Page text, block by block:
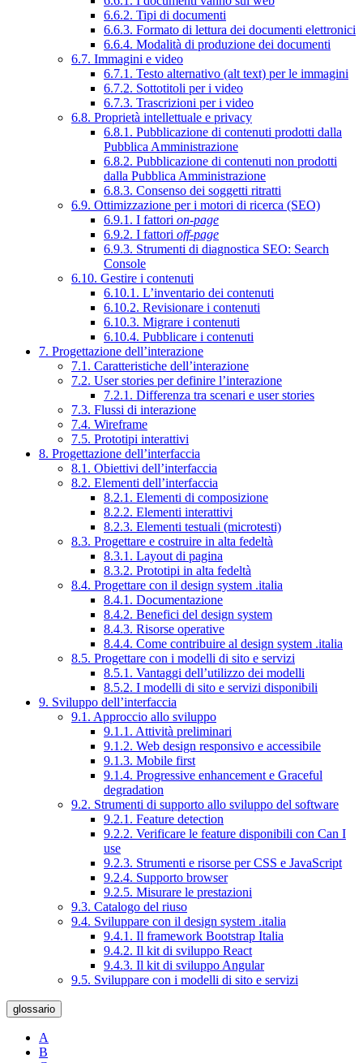
6.6.2. Tipi di documenti
6.6.3. Formato di lettura dei documenti elettronici
6.6.4. Modalità di produzione dei documenti
6.7. Immagini e video
6.7.1. Testo alternativo (alt text) per le immagini
6.7.2. Sottotitoli per i video
6.7.3. Trascrizioni per i video
6.8. Proprietà intellettuale e privacy
6.8.1. Pubblicazione di contenuti prodotti dalla
Pubblica Amministrazione
6.8.2. Pubblicazione di contenuti non prodotti
dalla Pubblica Amministrazione
6.8.3. Consenso dei soggetti ritratti
6.9. Ottimizzazione per i motori di ricerca (SEO)
6.9.1. I fattori on-page
6.9.2. I fattori off-page
6.9.3. Strumenti di diagnostica SEO: Search
Console
6.10. Gestire i contenuti
6.10.1. L’inventario dei contenuti
6.10.2. Revisionare i contenuti
6.10.3. Migrare i contenuti
6.10.4. Pubblicare i contenuti
7. Progettazione dell’interazione
7.1. Caratteristiche dell’interazione
7.2. User stories per definire l’interazione
7.2.1. Differenza tra scenari e user stories
7.3. Flussi di interazione
7.4. Wireframe
7.5. Prototipi interattivi
8. Progettazione dell’interfaccia
8.1. Obiettivi dell’interfaccia
8.2. Elementi dell’interfaccia
8.2.1. Elementi di composizione
8.2.2. Elementi interattivi
8.2.3. Elementi testuali (microtesti)
8.3. Progettare e costruire in alta fedeltà
8.3.1. Layout di pagina
8.3.2. Prototipi in alta fedeltà
8.4. Progettare con il design system .italia
8.4.1. Documentazione
8.4.2. Benefici del design system
8.4.3. Risorse operative
8.4.4. Come contribuire al design system .italia
8.5. Progettare con i modelli di sito e servizi
8.5.1. Vantaggi dell’utilizzo dei modelli
8.5.2. I modelli di sito e servizi disponibili
9. Sviluppo dell’interfaccia
9.1. Approccio allo sviluppo
9.1.1. Attività preliminari
9.1.2. Web design responsivo e accessibile
9.1.3. Mobile first
9.1.4. Progressive enhancement e Graceful
degradation
9.2. Strumenti di supporto allo sviluppo del software
9.2.1. Feature detection
9.2.2. Verificare le feature disponibili con Can I
use
9.2.3. Strumenti e risorse per CSS e JavaScript
9.2.4. Supporto browser
9.2.5. Misurare le prestazioni
9.3. Catalogo del riuso
9.4. Sviluppare con il design system .italia
9.4.1. Il framework Bootstrap Italia
9.4.2. Il kit di sviluppo React
9.4.3. Il kit di sviluppo Angular
9.5. Sviluppare con i modelli di sito e servizi
glossario
A
B